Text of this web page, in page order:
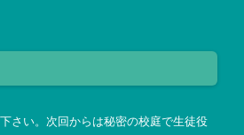
さい。次回からは秘密の校庭で生徒役